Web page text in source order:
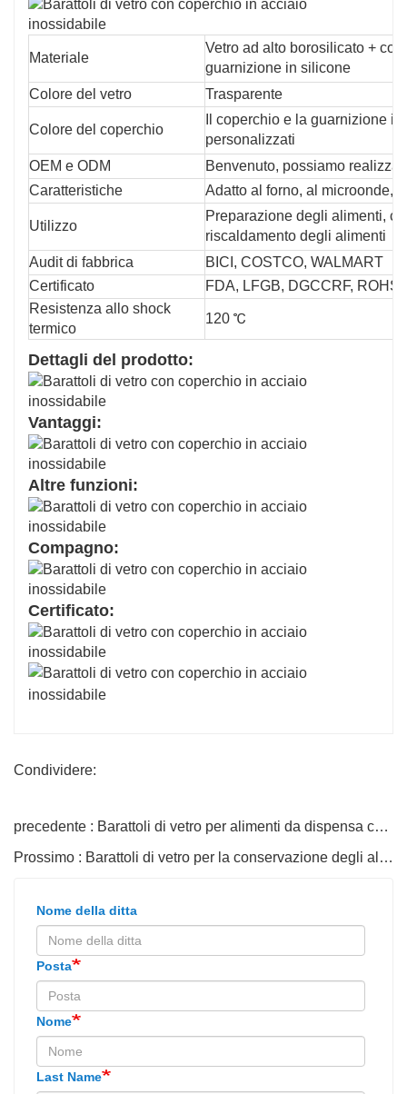
Materiale
Vetro ad alto borosilicato +
guarnizione in silicone
Colore del vetro
Trasparente
Colore del coperchio
Il coperchio e la guarnizione
personalizzati
OEM e ODM
Benvenuto, possiamo
Caratteristiche
Adatto al forno, al microonde,
Utilizzo
Preparazione degli alimenti,
riscaldamento degli alimenti
Audit di fabbrica
BICI, COSTCO, WALMART
Certificato
FDA, LFGB, DGCCRF,
Resistenza allo shock
termico
120 ℃
Dettagli del prodotto:
Vantaggi:
Altre funzioni:
Compagno:
Certificato:
Condividere:
precedente : Barattoli di vetro per alimenti da dispensa con coperchi all'ingrosso
Prossimo : Barattoli di vetro per la conservazione degli alimenti con coperchi
Nome della ditta
Posta
Nome
Last Name